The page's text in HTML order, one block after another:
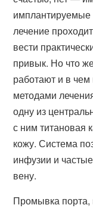
имплантируемые
лечение
вести
привык. Но что
работают и в
методами
одну из
с ним титановая
кожу. Система
инфузии и
вену.
Промывка порта,